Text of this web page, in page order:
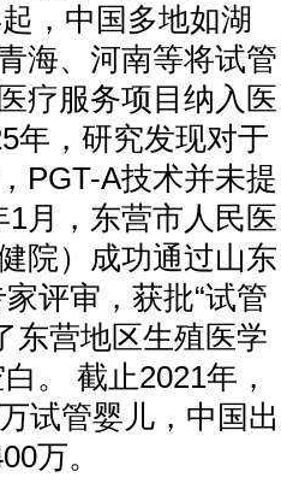
，中国多地如湖
海、河南等将试管
疗服务项目纳入医
年，研究发现对于
PGT-A技术并未提
月，东营市人民医
院）成功通过山东
评审，获批“试管
东营地区生殖医学
。 截止2021年，
试管婴儿，中国出
万。